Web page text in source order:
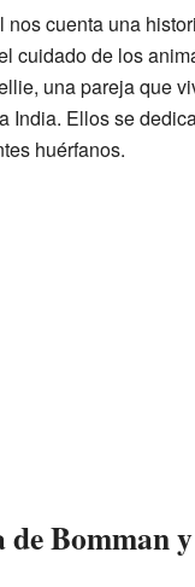
nos cuenta una
cuidado de los
una pareja que
India. Ellos se
huérfanos.
Bomman